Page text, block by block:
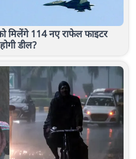
मिलेंगे 114 नए राफेल फाइटर
डील?